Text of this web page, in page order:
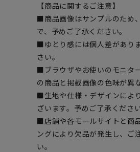
【商品に関するご注意】
■商品画像はサンプルのため
で、予めご了承ください。
■ゆとり感には個人差があり
さい。
■ブラウザやお使いのモニタ
の商品と掲載画像の色味が異
■生地や仕様・デザインによ
ざいます。予めご了承ください
■店舗や各モールサイトと商
ングにより欠品が発生し、ご
い。